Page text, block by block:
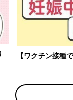
【ワクチン接種で